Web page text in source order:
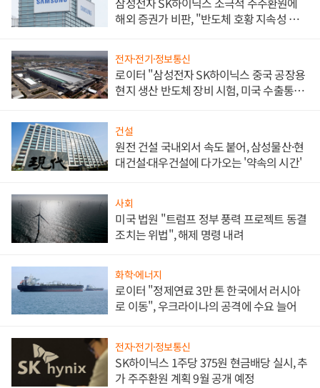
해외 증권가 비판, "반도체 호황 지속성 의
전자·전기·정보통신
로이터 "삼성전자 SK하이닉스 중국 공장용
현지 생산 반도체 장비 시험, 미국 수출통제
건설
원전 건설 국내외서 속도 붙어, 삼성물산·현
대건설·대우건설에 다가오는 '약속의 시간'
사회
미국 법원 "트럼프 정부 풍력 프로젝트 동결
조치는 위법", 해제 명령 내려
화학·에너지
로이터 "정제연료 3만 톤 한국에서 러시아
로 이동", 우크라이나의 공격에 수요 늘어
전자·전기·정보통신
SK하이닉스 1주당 375원 현금배당 실시, 추
가 주주환원 계획 9월 공개 예정